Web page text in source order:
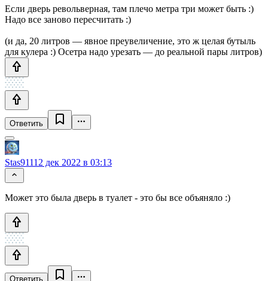
Если дверь револьверная, там плечо метра три может быть :)
Надо все заново пересчитать :)
(и да, 20 литров — явное преувеличение, это ж целая бутыль
для кулера :) Осетра надо урезать — до реальной пары литров)
Ответить
Stas91112 дек 2022 в 03:13
Может это была дверь в туалет - это бы все объяняло :)
Ответить